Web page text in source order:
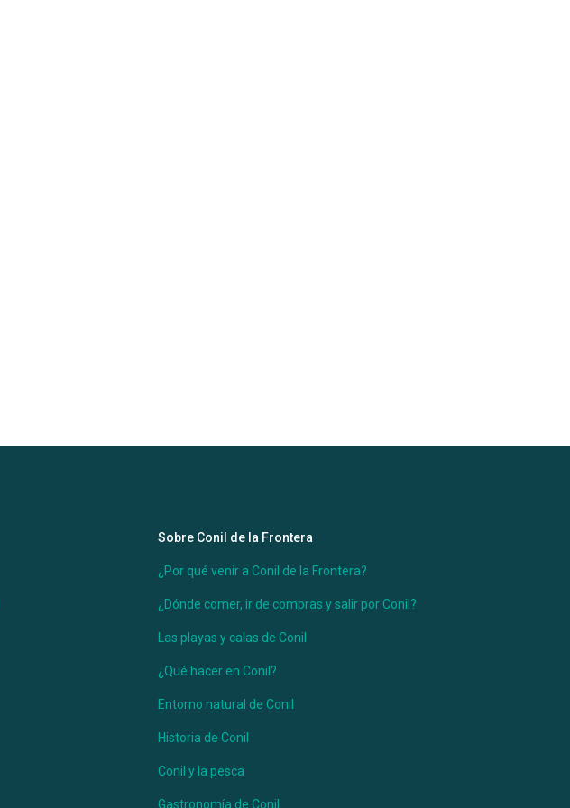
Sobre Conil de la Frontera
¿Por qué venir a Conil de la Frontera?
¿Dónde comer, ir de compras y salir por Conil?
Las playas y calas de Conil
¿Qué hacer en Conil?
Entorno natural de Conil
Historia de Conil
Conil y la pesca
Gastronomía de Conil